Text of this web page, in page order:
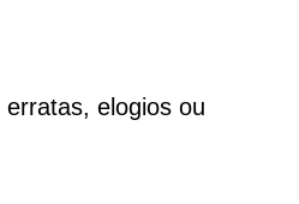
elogios ou